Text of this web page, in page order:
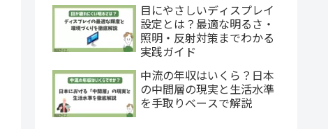
目にやさしいディスプレイ
設定とは？最適な明るさ・
照明・反射対策までわかる
実践ガイド
中流の年収はいくら？日本
の中間層の現実と生活水準
を手取りベースで解説